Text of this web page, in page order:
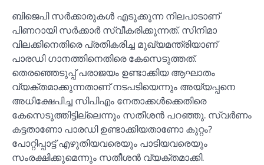
ബിജെപി സർക്കാരുകള്‍ എടുക്കുന്ന നിലപാടാണ്
പിണറായി സർക്കാർ സ്വീകരിക്കുന്നത്. സിനിമാ
വിലക്കിനെതിരെ പ്രതികരിച്ച മുഖ്യമന്ത്രിയാണ്
പാരഡി ഗാനത്തിനെതിരെ കേസെടുത്തത്.
തെരഞ്ഞെടുപ്പ് പരാജയം ഉണ്ടാക്കിയ ആഘാതം
വ്യക്തമാക്കുന്നതാണ് നടപടിയെന്നും അയ്യപ്പനെ
അധിക്ഷേപിച്ച സിപിഎം നേതാക്കള്‍ക്കെതിരെ
കേസെടുത്തിട്ടില്ലെന്നും സതീശൻ പറഞ്ഞു. സ്വർണം
കട്ടതാണോ പാരഡി ഉണ്ടാക്കിയതാണോ കുറ്റം?
പോറ്റിപ്പാട്ട് എഴുതിയവരെയും പാടിയവരെയും
സംരക്ഷിക്കുമെന്നും സതീശൻ വ്യക്തമാക്കി.